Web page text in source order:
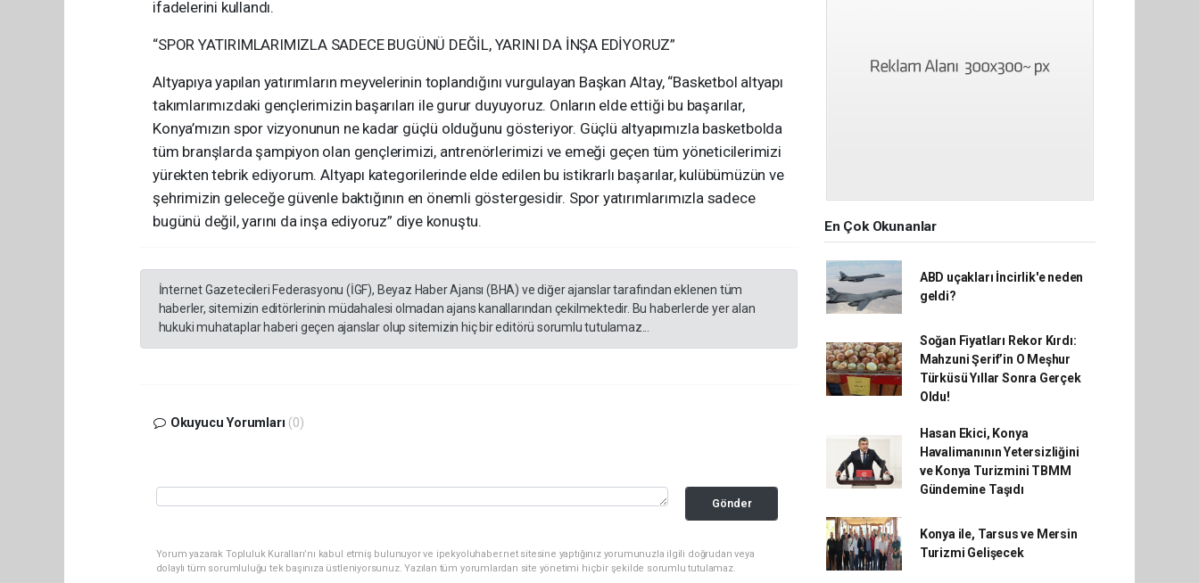
ifadelerini kullandı.
“SPOR YATIRIMLARIMIZLA SADECE BUGÜNÜ DEĞİL, YARINI DA İNŞA EDİYORUZ”
Altyapıya yapılan yatırımların meyvelerinin toplandığını vurgulayan Başkan Altay, “Basketbol altyapı
takımlarımızdaki gençlerimizin başarıları ile gurur duyuyoruz. Onların elde ettiği bu başarılar,
Konya’mızın spor vizyonunun ne kadar güçlü olduğunu gösteriyor. Güçlü altyapımızla basketbolda
tüm branşlarda şampiyon olan gençlerimizi, antrenörlerimizi ve emeği geçen tüm yöneticilerimizi
yürekten tebrik ediyorum. Altyapı kategorilerinde elde edilen bu istikrarlı başarılar, kulübümüzün ve
şehrimizin geleceğe güvenle baktığının en önemli göstergesidir. Spor yatırımlarımızla sadece
bugünü değil, yarını da inşa ediyoruz” diye konuştu.
İnternet Gazetecileri Federasyonu (İGF), Beyaz Haber Ajansı (BHA) ve diğer ajanslar tarafından eklenen tüm
haberler, sitemizin editörlerinin müdahalesi olmadan ajans kanallarından çekilmektedir. Bu haberlerde yer alan
hukuki muhataplar haberi geçen ajanslar olup sitemizin hiç bir editörü sorumlu tutulamaz...
Okuyucu Yorumları (0)
Gönder
Yorum yazarak Topluluk Kuralları’nı kabul etmiş bulunuyor ve ipekyoluhaber.net sitesine yaptığınız yorumunuzla ilgili doğrudan veya
dolaylı tüm sorumluluğu tek başınıza üstleniyorsunuz. Yazılan tüm yorumlardan site yönetimi hiçbir şekilde sorumlu tutulamaz.
En Çok Okunanlar
ABD uçakları İncirlik'e neden
geldi?
Soğan Fiyatları Rekor Kırdı:
Mahzuni Şerif’in O Meşhur
Türküsü Yıllar Sonra Gerçek
Oldu!
Hasan Ekici, Konya
Havalimanının Yetersizliğini
ve Konya Turizmini TBMM
Gündemine Taşıdı
Konya ile, Tarsus ve Mersin
Turizmi Gelişecek